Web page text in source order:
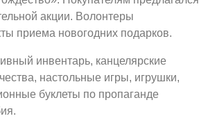
акции. Волонтеры
приема новогодних подарков.
инвентарь, канцелярские
настольные игры, игрушки,
буклеты по пропаганде